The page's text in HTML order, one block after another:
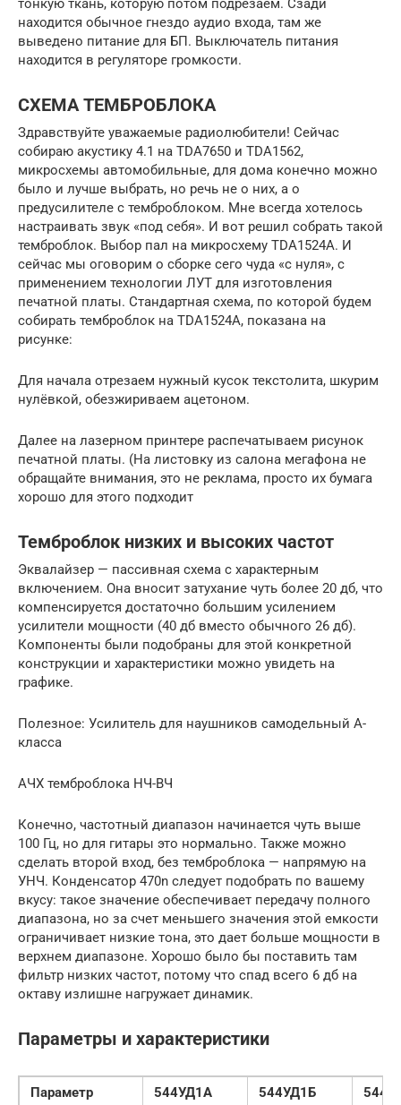
тонкую ткань, которую потом подрезаем. Сзади
находится обычное гнездо аудио входа, там же
выведено питание для БП. Выключатель питания
находится в регуляторе громкости.
СХЕМА ТЕМБРОБЛОКА
Здравствуйте уважаемые радиолюбители! Сейчас
собираю акустику 4.1 на TDA7650 и TDA1562,
микросхемы автомобильные, для дома конечно можно
было и лучше выбрать, но речь не о них, а о
предусилителе с темброблоком. Мне всегда хотелось
настраивать звук «под себя». И вот решил собрать такой
темброблок. Выбор пал на микросхему TDA1524A. И
сейчас мы оговорим о сборке сего чуда «с нуля», с
применением технологии ЛУТ для изготовления
печатной платы. Стандартная схема, по которой будем
собирать темброблок на TDA1524A, показана на
рисунке:
Для начала отрезаем нужный кусок текстолита, шкурим
нулёвкой, обезжириваем ацетоном.
Далее на лазерном принтере распечатываем рисунок
печатной платы. (На листовку из салона мегафона не
обращайте внимания, это не реклама, просто их бумага
хорошо для этого подходит
Темброблок низких и высоких частот
Эквалайзер — пассивная схема с характерным
включением. Она вносит затухание чуть более 20 дб, что
компенсируется достаточно большим усилением
усилители мощности (40 дб вместо обычного 26 дб).
Компоненты были подобраны для этой конкретной
конструкции и характеристики можно увидеть на
графике.
Полезное: Усилитель для наушников самодельный А-
класса
АЧХ темброблока НЧ-ВЧ
Конечно, частотный диапазон начинается чуть выше
100 Гц, но для гитары это нормально. Также можно
сделать второй вход, без темброблока — напрямую на
УНЧ. Конденсатор 470n следует подобрать по вашему
вкусу: такое значение обеспечивает передачу полного
диапазона, но за счет меньшего значения этой емкости
ограничивает низкие тона, это дает больше мощности в
верхнем диапазоне. Хорошо было бы поставить там
фильтр низких частот, потому что спад всего 6 дб на
октаву излишне нагружает динамик.
Параметры и характеристики
Параметр 544УД1А 544УД1Б